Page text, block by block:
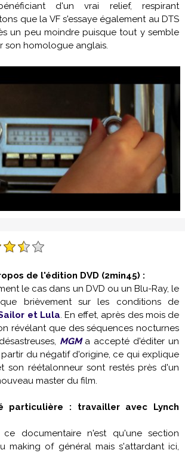
d'un vrai relief, respirant
que la VF s'essaye également au DTS
un peu moindre puisque tout y semble
son homologue anglais.
de l'édition DVD (2min45) :
le cas dans un DVD ou un Blu-Ray, le
brièvement sur les conditions de
et Lula. En effet, après des mois de
révélant que des séquences nocturnes
MGMa accepté d'éditer un
du négatif d'origine, ce qui explique
son réétalonneur sont restés près d'un
master du film.
particulière : travailler avec Lynch
ce documentaire n'est qu'une section
making of général mais s'attardant ici,